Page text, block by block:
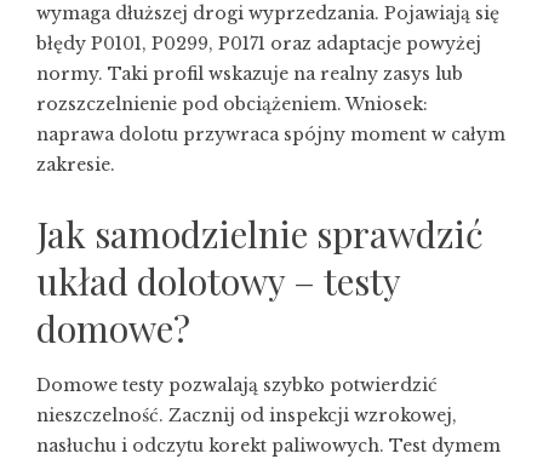
wymaga dłuższej drogi wyprzedzania. Pojawiają się
błędy P0101, P0299, P0171 oraz adaptacje powyżej
normy. Taki profil wskazuje na realny zasys lub
rozszczelnienie pod obciążeniem. Wniosek:
naprawa dolotu przywraca spójny moment w całym
zakresie.
Jak samodzielnie sprawdzić
układ dolotowy – testy
domowe?
Domowe testy pozwalają szybko potwierdzić
nieszczelność. Zacznij od inspekcji wzrokowej,
nasłuchu i odczytu korekt paliwowych. Test dymem